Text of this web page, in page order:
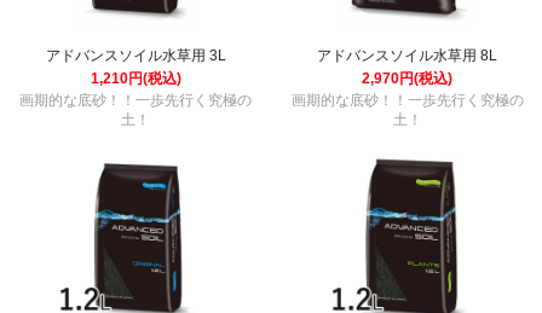
アドバンスソイル水草用 3L
1,210円(税込)
画期的な底砂！！一歩先行く究極の
土！
アドバンスソイル水草用 8L
2,970円(税込)
画期的な底砂！！一歩先行く究極の
土！